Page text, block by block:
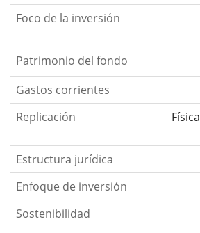
Foco de la inversión
Patrimonio del fondo
Gastos corrientes
Replicación
Física
Estructura jurídica
Enfoque de inversión
Sostenibilidad